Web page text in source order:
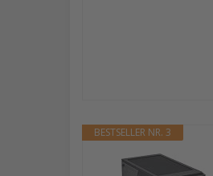
BESTSELLER NR. 3